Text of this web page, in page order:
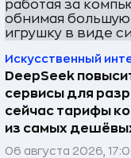
Искусственный
DeepSeek
сервисы для
сейчас тарифы
из самых
06 августа 2026,